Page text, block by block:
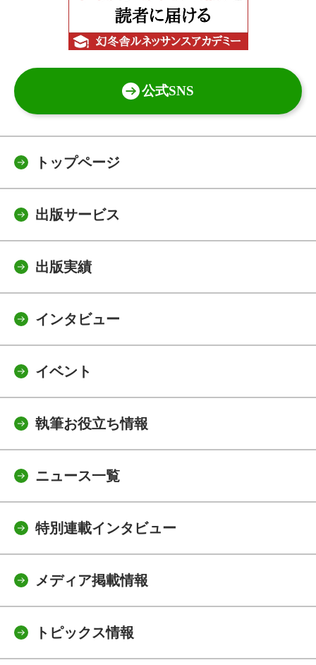
公式SNS
トップページ
出版サービス
出版実績
インタビュー
イベント
執筆お役立ち情報
ニュース一覧
特別連載インタビュー
メディア掲載情報
トピックス情報